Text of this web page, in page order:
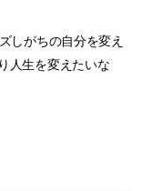
しがちの自分を変え
人生を変えたいな